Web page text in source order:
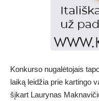
Konkurso nugalėtojais
laiką leidžia prie kartingo
šįkart Laurynas